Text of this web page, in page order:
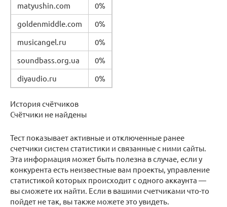
matyushin.com
0%
goldenmiddle.com
0%
musicangel.ru
0%
soundbass.org.ua
0%
diyaudio.ru
0%
История счётчиков
Счётчики не найдены
Тест показывает активные и отключенные ранее
счетчики систем статистики и связанные с ними сайты.
Эта информация может быть полезна в случае, если у
конкурента есть неизвестные вам проекты, управление
статистикой которых происходит с одного аккаунта —
вы сможете их найти. Если в вашими счетчиками что-то
пойдет не так, вы также можете это увидеть.